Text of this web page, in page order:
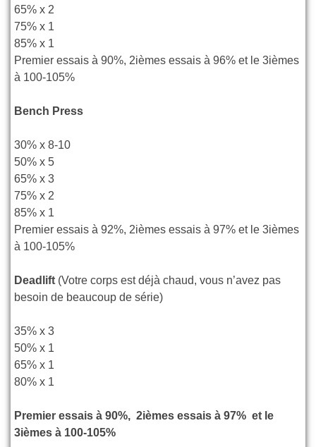
65% x 2
75% x 1
85% x 1
Premier essais à 90%, 2ièmes essais à 96% et le 3ièmes
à 100-105%
Bench Press
30% x 8-10
50% x 5
65% x 3
75% x 2
85% x 1
Premier essais à 92%, 2ièmes essais à 97% et le 3ièmes
à 100-105%
Deadlift (Votre corps est déjà chaud, vous n’avez pas
besoin de beaucoup de série)
35% x 3
50% x 1
65% x 1
80% x 1
Premier essais à 90%, 2ièmes essais à 97% et le
3ièmes à 100-105%